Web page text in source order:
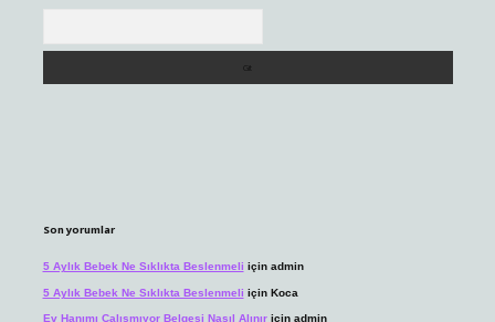
Son yorumlar
5 Aylık Bebek Ne Sıklıkta Beslenmeli için admin
5 Aylık Bebek Ne Sıklıkta Beslenmeli için Koca
Ev Hanımı Çalışmıyor Belgesi Nasıl Alınıriçin admin